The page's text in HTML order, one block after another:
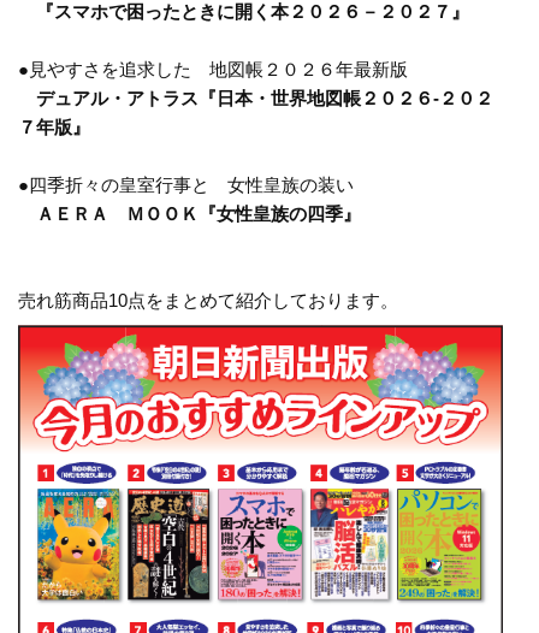
『スマホで困ったときに開く本２０２６－２０２７』
●見やすさを追求した 地図帳２０２６年最新版
デュアル・アトラス『日本・世界地図帳２０２６-２０２
７年版』
●四季折々の皇室行事と 女性皇族の装い
ＡＥＲＡ ＭＯＯＫ『女性皇族の四季』
売れ筋商品10点をまとめて紹介しております。